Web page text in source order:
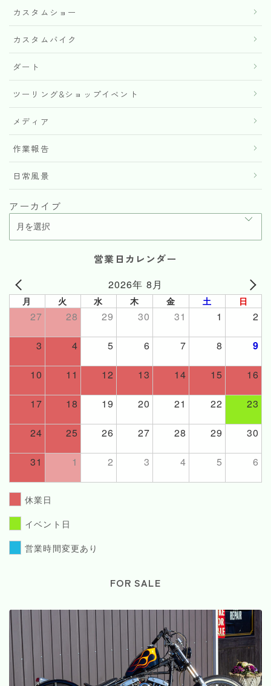
カスタムショー
カスタムバイク
ダート
ツーリング&ショップイベント
メディア
作業報告
日常風景
アーカイブ
営業日カレンダー
2026年 8月
月 火 水 木 金 土 日
27 28 29 30 31 1 2
3 4 5 6 7 8 9
10 11 12 13 14 15 16
17 18 19 20 21 22 23
24 25 26 27 28 29 30
31 1 2 3 4 5 6
休業日
イベント日
営業時間変更あり
FOR SALE